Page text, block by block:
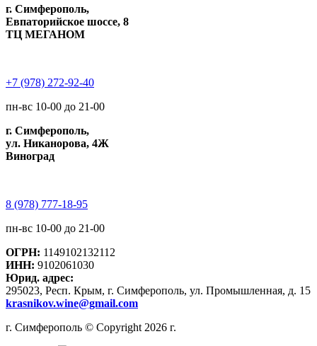
г. Симферополь,
Евпаторийское шоссе, 8
ТЦ МЕГАНОМ
+7 (978) 272-92-40
пн-вс 10-00 до 21-00
г. Симферополь,
ул. Никанорова, 4Ж
Виноград
8 (978) 777-18-95
пн-вс 10-00 до 21-00
ОГРН: 1149102132112
ИНН: 9102061030
Юрид. адрес:
295023, Респ. Крым, г. Симферополь, ул. Промышленная, д. 15
krasnikov.wine@gmail.com
г. Симферополь © Copyright 2026 г.